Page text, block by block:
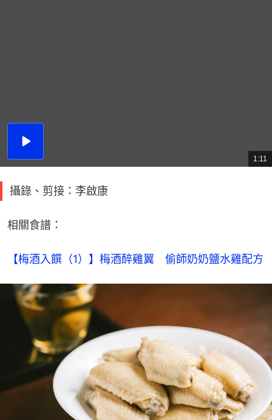
播
總
共
1:11
攝錄、剪接：李啟康
相關食譜：
【梅酒入饌（1）】梅酒醉雞翼　偷師奶奶鹽水雞配方